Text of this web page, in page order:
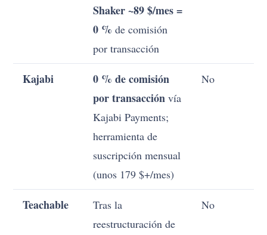
Shaker ~89 $/mes =
0 % de comisión
por transacción
Kajabi
0 % de comisión
por transacción vía
Kajabi Payments;
herramienta de
suscripción mensual
(unos 179 $+/mes)
No
Teachable
Tras la
reestructuración de
No